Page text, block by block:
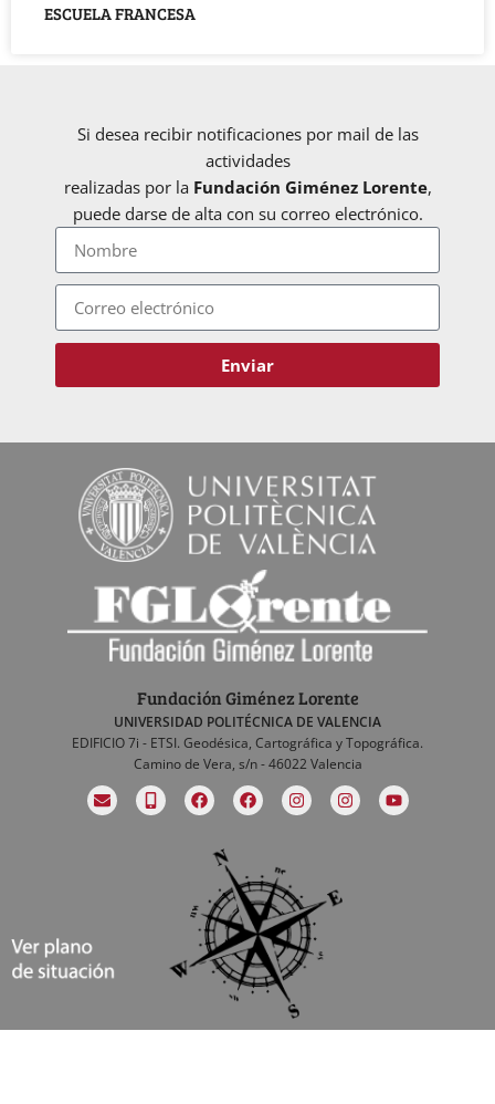
ESCUELA FRANCESA
Si desea recibir notificaciones por mail de las
actividades
realizadas por la Fundación Giménez Lorente,
puede darse de alta con su correo electrónico.
Enviar
Fundación Giménez Lorente
UNIVERSIDAD POLITÉCNICA DE VALENCIA
EDIFICIO 7i - ETSI. Geodésica, Cartográfica y Topográfica.
Camino de Vera, s/n - 46022 Valencia